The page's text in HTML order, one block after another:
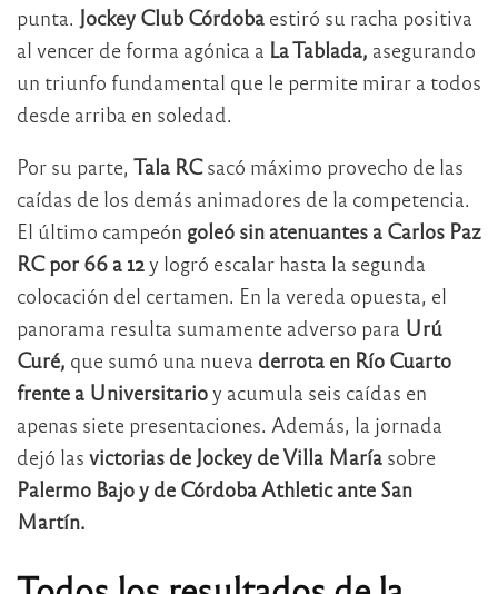
punta. Jockey Club Córdoba estiró su racha positiva
al vencer de forma agónica a La Tablada, asegurando
un triunfo fundamental que le permite mirar a todos
desde arriba en soledad.
Por su parte, Tala RCsacó máximo provecho de las
caídas de los demás animadores de la competencia.
El último campeón goleó sin atenuantes a Carlos Paz
RC por 66 a 12y logró escalar hasta la segunda
colocación del certamen. En la vereda opuesta, el
panorama resulta sumamente adverso para Urú
Curé, que sumó una nueva derrota en Río Cuarto
frente a Universitarioy acumula seis caídas en
apenas siete presentaciones. Además, la jornada
dejó las victorias de Jockey de Villa María sobre
Palermo Bajo y de Córdoba Athletic ante San
Martín.